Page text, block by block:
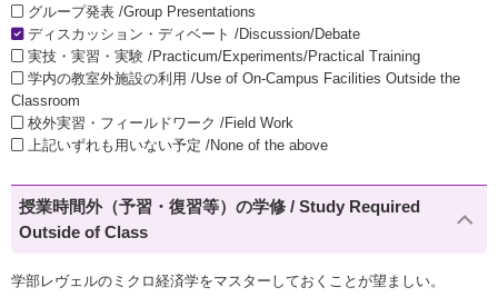
グループ発表 /Group Presentations
ディスカッション・ディベート /Discussion/Debate
実技・実習・実験 /Practicum/Experiments/Practical Training
学内の教室外施設の利用 /Use of On-Campus Facilities Outside the
Classroom
校外実習・フィールドワーク /Field Work
上記いずれも用いない予定 /None of the above
授業時間外（予習・復習等）の学修 / Study Required
Outside of Class
学部レヴェルのミクロ経済学をマスターしておくことが望ましい。